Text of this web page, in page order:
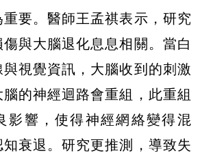
要。醫師王孟祺表示，研究
與大腦退化息息相關。當白
視覺資訊，大腦收到的刺激
的神經迴路會重組，此重組
影響，使得神經網絡變得混
衰退。研究更推測，導致失